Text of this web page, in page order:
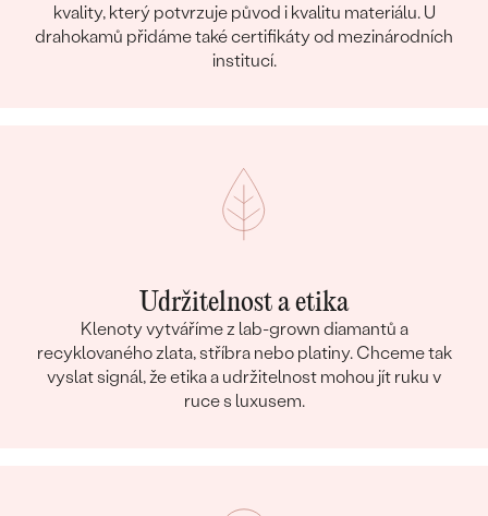
kvality, který potvrzuje původ i kvalitu materiálu. U
drahokamů přidáme také certifikáty od mezinárodních
institucí.
Udržitelnost a etika
Klenoty vytváříme z lab-grown diamantů a
recyklovaného zlata, stříbra nebo platiny. Chceme tak
vyslat signál, že etika a udržitelnost mohou jít ruku v
ruce s luxusem.